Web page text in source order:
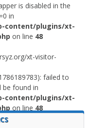
is disabled in the
in
content/plugins/xt-
on line 48
xt-visitor-
failed to
be found in
content/plugins/xt-
on line 48